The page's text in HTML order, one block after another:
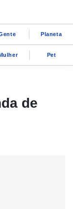
Planeta
Pet
de